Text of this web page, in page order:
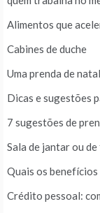
Alimentos que
Cabines de duche
Uma prenda de
Dicas e sugestões
7 sugestões de
Sala de jantar ou
Quais os
Crédito pessoal: